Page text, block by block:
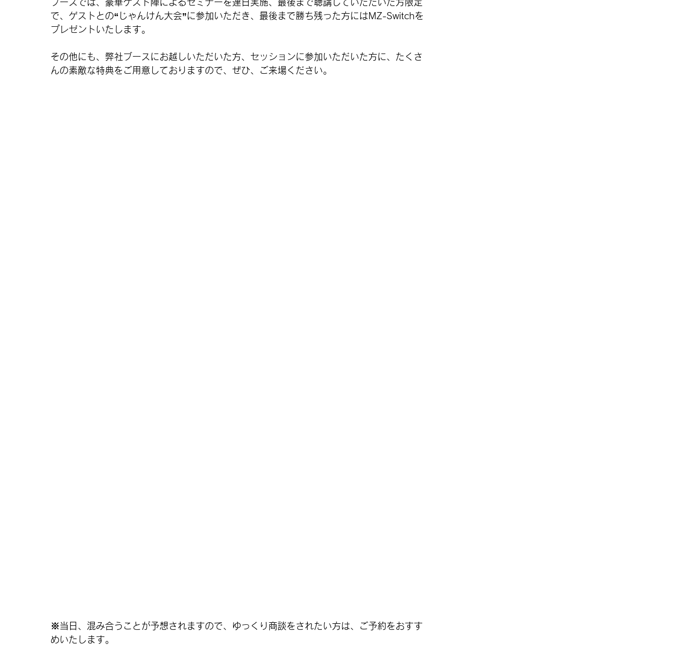
ブースでは、豪華ゲスト陣によるセミナーを連日実施、最後まで聴講していただいた方限定
で、ゲストとの“じゃんけん大会”に参加いただき、最後まで勝ち残った方にはMZ-Switchを
プレゼントいたします。
その他にも、弊社ブースにお越しいただいた方、セッションに参加いただいた方に、たくさ
んの素敵な特典をご用意しておりますので、ぜひ、ご来場ください。
※当日、混み合うことが予想されますので、ゆっくり商談をされたい方は、ご予約をおすす
めいたします。